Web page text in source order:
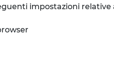
impostazioni relative